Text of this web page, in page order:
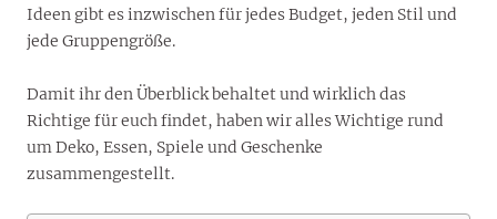
Ideen gibt es inzwischen für jedes Budget, jeden Stil und
jede Gruppengröße.
Damit ihr den Überblick behaltet und wirklich das
Richtige für euch findet, haben wir alles Wichtige rund
um Deko, Essen, Spiele und Geschenke
zusammengestellt.